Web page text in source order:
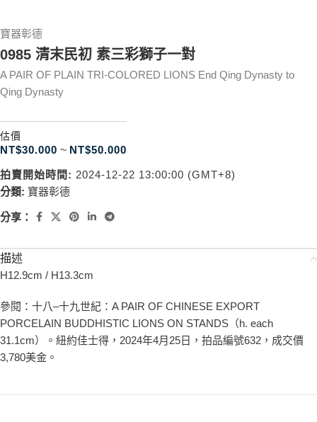
寶器彰德
0985 清末民初 素三彩獅子一對
A PAIR OF PLAIN TRI-COLORED LIONS End Qing Dynasty to
Qing Dynasty
估價
NT$30.000 ~ NT$50.000
拍賣開始時間: 2024-12-22 13:00:00 (GMT+8)
分類: 寶器彰德
分享：
描述
H12.9cm / H13.3cm
參閱：十八–十九世紀：A PAIR OF CHINESE EXPORT
PORCELAIN BUDDHISTIC LIONS ON STANDS（h. each
31.1cm）。紐約佳士得，2024年4月25日，拍品編號632，成交價
3,780美金。